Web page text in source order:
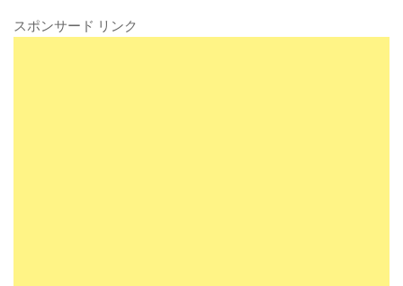
スポンサード リンク